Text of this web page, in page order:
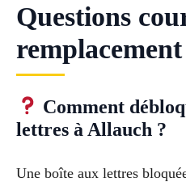
Questions
Comment
lettres à Allauch ?
Une boîte aux lettres